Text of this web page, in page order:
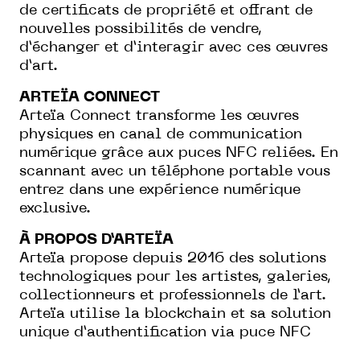
de certificats de propriété et offrant de
nouvelles possibilités de vendre,
d’échanger et d’interagir avec ces œuvres
d’art.
ARTEÏA CONNECT
Arteïa Connect transforme les œuvres
physiques en canal de communication
numérique grâce aux puces NFC reliées. En
scannant avec un téléphone portable vous
entrez dans une expérience numérique
exclusive.
À PROPOS D’ARTEÏA
Arteïa propose depuis 2016 des solutions
technologiques pour les artistes, galeries,
collectionneurs et professionnels de l’art.
Arteïa utilise la blockchain et sa solution
unique d’authentification via puce NFC